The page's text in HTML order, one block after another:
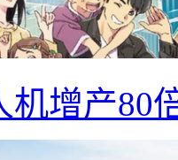
机增产80